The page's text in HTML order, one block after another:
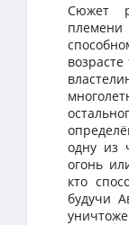
Сюжет
племени
одну из
огонь
кто
будучи